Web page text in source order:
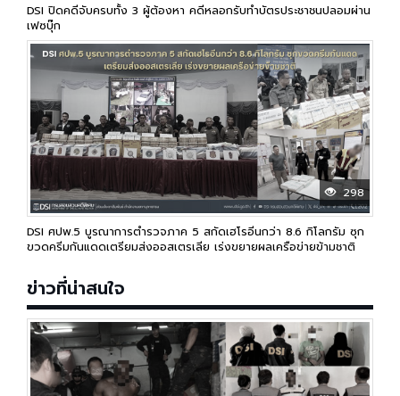
DSI ปิดคดีจับครบทั้ง 3 ผู้ต้องหา คดีหลอกรับทำบัตรประชาชนปลอมผ่าน
เฟซบุ๊ก
298
DSI ศปพ.5 บูรณาการตำรวจภาค 5 สกัดเฮโรอีนกว่า 8.6 กิโลกรัม ซุก
ขวดครีมกันแดดเตรียมส่งออสเตรเลีย เร่งขยายผลเครือข่ายข้ามชาติ
ข่าวที่น่าสนใจ